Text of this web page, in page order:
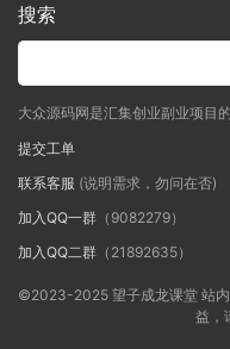
搜索
大众源码网是汇集创业副业项目
提交工单
联系客服 (说明需求，勿问在否)
加入QQ一群 （9082279）
加入QQ二群 （21892635）
©2023-2025 望子成龙课堂 站内
益，